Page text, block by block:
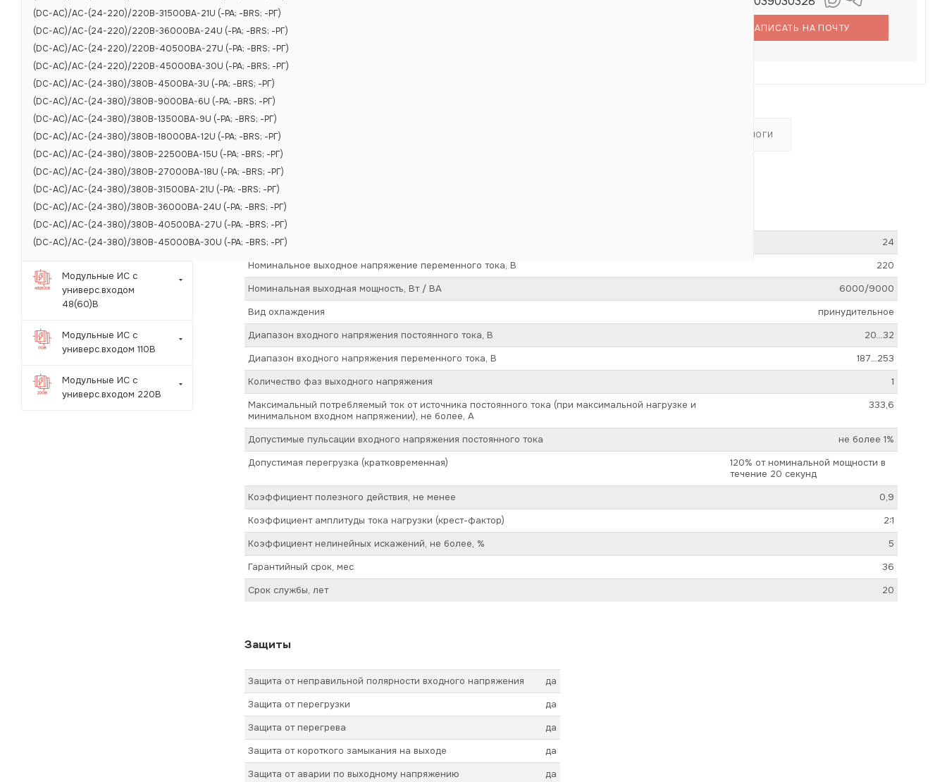
НАПИСАТЬ НА ПОЧТУ
ХАРАКТЕРИСТИКИ АНАЛОГИ
Основные тех. характеристики
Номинальное входное напряжение постоянного тока, В
24
Номинальное выходное напряжение переменного тока, В
220
Номинальная выходная мощность, Вт / ВА
6000/9000
Вид охлаждения
принудительное
Диапазон входного напряжения постоянного тока, В
20…32
Диапазон входного напряжения переменного тока, В
187…253
Количество фаз выходного напряжения
1
Максимальный потребляемый ток от источника постоянного тока (при максимальной нагрузке и
минимальном входном напряжении), не более, А
333,6
Допустимые пульсации входного напряжения постоянного тока
не более 1%
Допустимая перегрузка (кратковременная)
120% от номинальной мощности в
течение 20 секунд
Коэффициент полезного действия, не менее
0,9
Коэффициент амплитуды тока нагрузки (крест-фактор)
2:1
Коэффициент нелинейных искажений, не более, %
5
Гарантийный срок, мес
36
Срок службы, лет
20
Защиты
Защита от неправильной полярности входного напряжения
да
Защита от перегрузки
да
Защита от перегрева
да
Защита от короткого замыкания на выходе
да
Защита от аварии по выходному напряжению
да
(DC-AC)/AC-(24-220)/220B-31500BA-21U (-РА; -BRS; -РГ)
(DC-AC)/AC-(24-220)/220B-36000BA-24U (-РА; -BRS; -РГ)
(DC-AC)/AC-(24-220)/220B-40500BA-27U (-РА; -BRS; -РГ)
(DC-AC)/AC-(24-220)/220B-45000BA-30U (-РА; -BRS; -РГ)
(DC-AC)/AC-(24-380)/380B-4500BA-3U (-РА; -BRS; -РГ)
(DC-AC)/AC-(24-380)/380B-9000BA-6U (-РА; -BRS; -РГ)
(DC-AC)/AC-(24-380)/380B-13500BA-9U (-РА; -BRS; -РГ)
(DC-AC)/AC-(24-380)/380B-18000BA-12U (-РА; -BRS; -РГ)
(DC-AC)/AC-(24-380)/380B-22500BA-15U (-РА; -BRS; -РГ)
(DC-AC)/AC-(24-380)/380B-27000BA-18U (-РА; -BRS; -РГ)
(DC-AC)/AC-(24-380)/380B-31500BA-21U (-РА; -BRS; -РГ)
(DC-AC)/AC-(24-380)/380B-36000BA-24U (-РА; -BRS; -РГ)
(DC-AC)/AC-(24-380)/380B-40500BA-27U (-РА; -BRS; -РГ)
(DC-AC)/AC-(24-380)/380B-45000BA-30U (-РА; -BRS; -РГ)
Модульные ИС с
универс.входом
48(60)В
Модульные ИС с
универс.входом 110В
Модульные ИС с
универс.входом 220В